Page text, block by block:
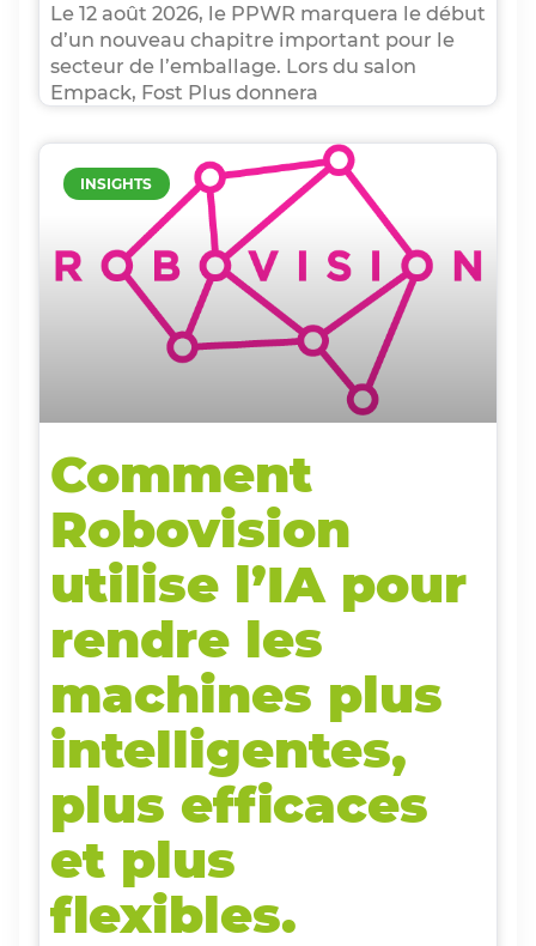
Le 12 août 2026, le PPWR marquera le début
d’un nouveau chapitre important pour le
secteur de l’emballage. Lors du salon
Empack, Fost Plus donnera
INSIGHTS
Comment
Robovision
utilise l’IA pour
rendre les
machines plus
intelligentes,
plus efficaces
et plus
flexibles.